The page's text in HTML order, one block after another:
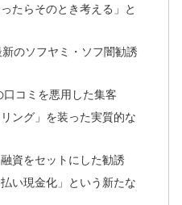
たらそのとき考える」と
のソフヤミ・ソフ闇勧誘
コミを悪用した集客
ング」を装った実質的な
資をセットにした勧誘
い現金化」という新たな